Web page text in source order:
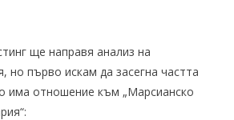
ще направя анализ на
но първо искам да засегна частта
има отношение към „Марсианско